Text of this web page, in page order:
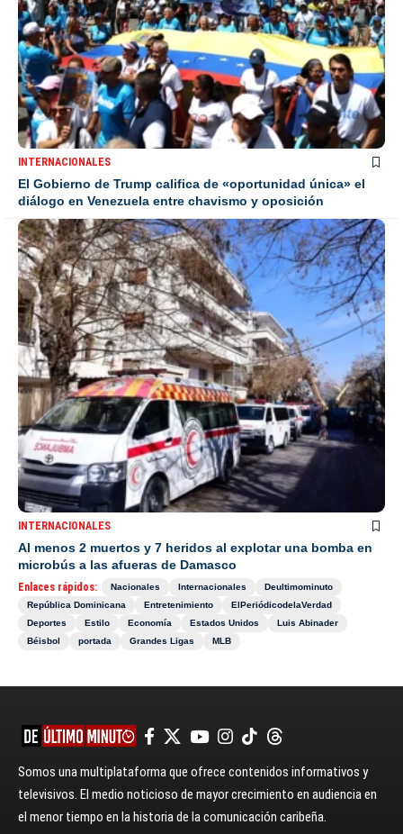
INTERNACIONALES
El Gobierno de Trump califica de «oportunidad única» el
diálogo en Venezuela entre chavismo y oposición
INTERNACIONALES
Al menos 2 muertos y 7 heridos al explotar una bomba en
microbús a las afueras de Damasco
Enlaces rápidos: Nacionales Internacionales
Deultimominuto
República Dominicana
Entretenimiento
ElPeriódicodelaVerdad
Deportes
Estilo Economía Estados Unidos
Luis Abinader
Béisbol
portada Grandes Ligas MLB
Somos una multiplataforma que ofrece contenidos informativos y
televisivos. El medio noticioso de mayor crecimiento en audiencia en
el menor tiempo en la historia de la comunicación caribeña.